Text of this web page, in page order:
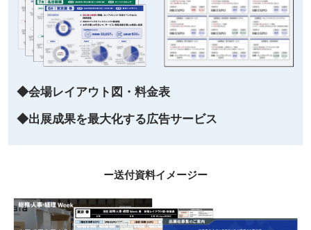
◆会場レイアウト図・料金表
◆出展成果を最大化する広告サービス
ー送付資料イメージー